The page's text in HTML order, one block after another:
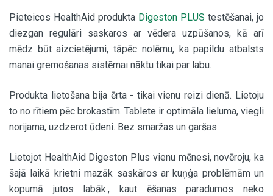
Pieteicos HealthAid produkta Digeston PLUS testēšanai, jo
diezgan regulāri saskaros ar vēdera uzpūšanos, kā arī
mēdz būt aizcietējumi, tāpēc nolēmu, ka papildu atbalsts
manai gremošanas sistēmai nāktu tikai par labu.
Produkta lietošana bija ērta - tikai vienu reizi dienā. Lietoju
to no rītiem pēc brokastīm. Tablete ir optimāla lieluma, viegli
norijama, uzdzerot ūdeni. Bez smaržas un garšas.
Lietojot HealthAid Digeston Plus vienu mēnesi, novēroju, ka
šajā laikā krietni mazāk saskāros ar kuņģa problēmām un
kopumā jutos labāk., kaut ēšanas paradumos neko